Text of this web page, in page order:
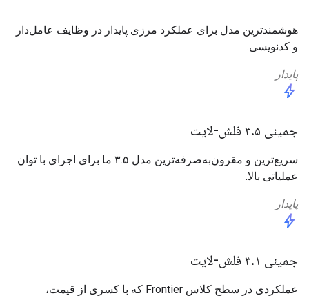
هوشمندترین مدل برای عملکرد مرزی پایدار در وظایف عامل‌دار
و کدنویسی.
پایدار
bolt
جمینی ۳.۵ فلش-لایت
سریع‌ترین و مقرون‌به‌صرفه‌ترین مدل ۳.۵ ما برای اجرای با توان
عملیاتی بالا.
پایدار
bolt
جمینی ۳.۱ فلش-لایت
عملکردی در سطح کلاس Frontier که با کسری از قیمت،